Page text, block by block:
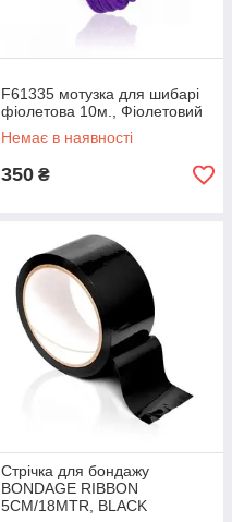
F61335 мотузка для шибарі
фіолетова 10м., Фіолетовий
Немає в наявності
350 ₴
Стрічка для бондажу
BONDAGE RIBBON
5CM/18MTR, BLACK